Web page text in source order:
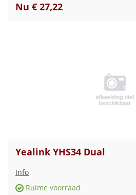
Nu € 27,22
Yealink YHS34 Dual
Info
Ruime voorraad